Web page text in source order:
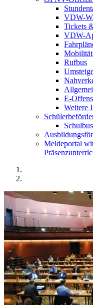
VDW-
Tickets
VDW-
Rufbus
E-
Weitere
Meldeportal